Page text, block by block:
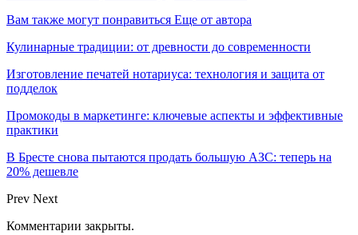
Вам также могут понравиться Еще от автора
Кулинарные традиции: от древности до современности
Изготовление печатей нотариуса: технология и защита от
подделок
Промокоды в маркетинге: ключевые аспекты и эффективные
практики
В Бресте снова пытаются продать большую АЗС: теперь на
20% дешевле
Prev Next
Комментарии закрыты.